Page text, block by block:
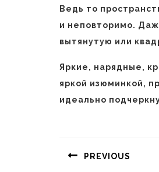
Ведь то
и неповторимо.
вытянутую или
Яркие, нарядные,
яркой изюминкой,
идеально
по
PREVIOUS